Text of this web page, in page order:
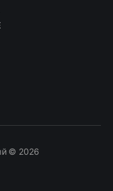
© 2026